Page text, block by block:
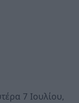
7 Ιουλίου,